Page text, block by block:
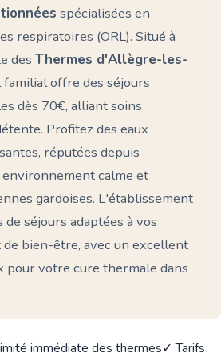
spécialisées en
respiratoires (ORL). Situé à
des Thermes d'Allègre-les-
familial offre des séjours
dès 70€, alliant soins
Profitez des eaux
réputées depuis
calme et
gardoises. L'établissement
séjours adaptées à vos
de bien-être, avec un excellent
votre cure thermale dans
immédiate des thermes✓ Tarifs